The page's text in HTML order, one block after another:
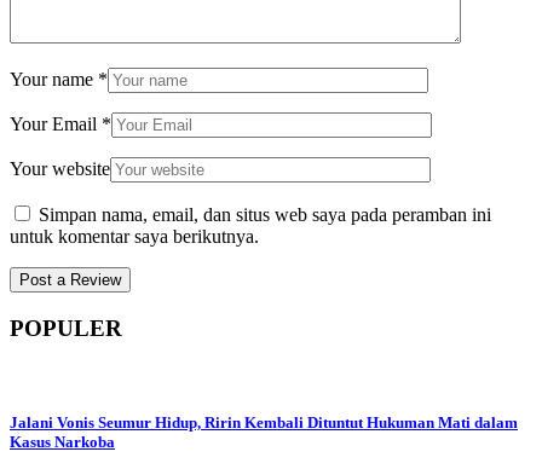
Your name *
Your Email *
Your website
Simpan nama, email, dan situs web saya pada peramban ini
untuk komentar saya berikutnya.
POPULER
Jalani Vonis Seumur Hidup, Ririn Kembali Dituntut Hukuman Mati dalam
Kasus Narkoba